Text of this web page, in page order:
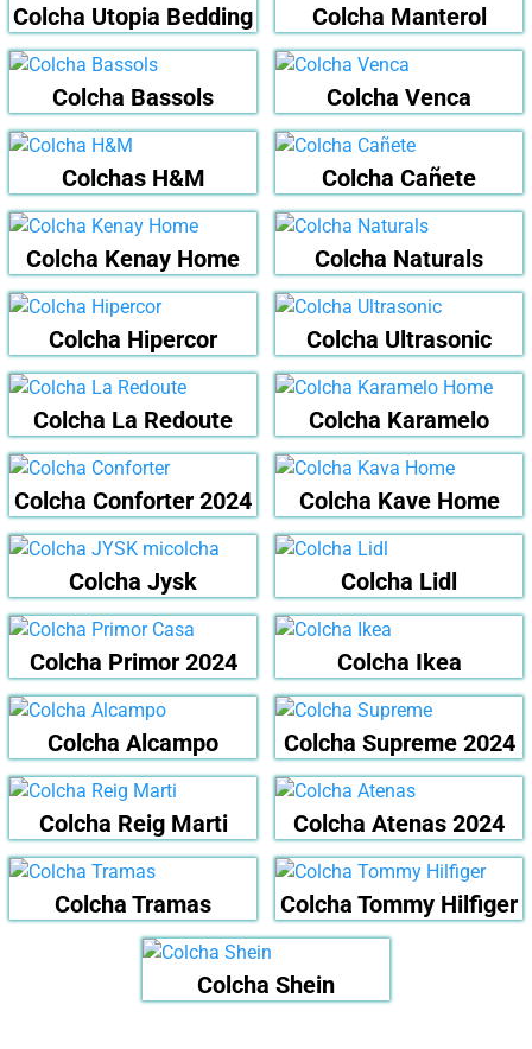
Colcha Utopia Bedding Colcha Manterol
Colcha Bassols Colcha Venca
Colchas H&M Colcha Cañete
Colcha Kenay Home Colcha Naturals
Colcha Hipercor Colcha Ultrasonic
Colcha La Redoute Colcha Karamelo
Colcha Conforter 2024 Colcha Kave Home
Colcha Jysk Colcha Lidl
Colcha Primor 2024 Colcha Ikea
Colcha Alcampo Colcha Supreme 2024
Colcha Reig Marti Colcha Atenas 2024
Colcha Tramas Colcha Tommy Hilfiger
Colcha Shein